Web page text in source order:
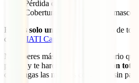
Pérdida de llaves
Coberturas también para tu mascota
Esto
es solo un pequeño ejemplo de
con
tu IATI Camper
No esperes más, rellena el formulario que
página y te haremos
una cotización
que tengas las mejores coberturas sin